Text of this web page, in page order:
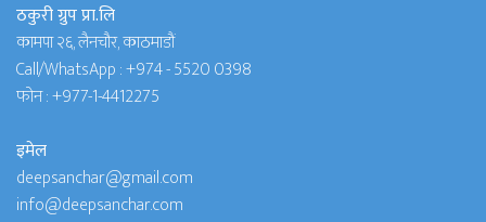
ठकुरी ग्रुप प्रा.लि
कामपा २६, लैनचौर, काठमाडौं
Call/WhatsApp :+974 - 5520 0398
फोन :+977-1-4412275
इमेल
deepsanchar@gmail.com
info@deepsanchar.com